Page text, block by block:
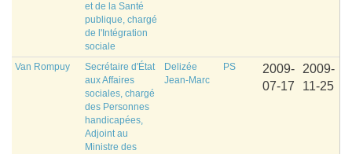
et de la Santé
publique, chargé
de l'Intégration
sociale
Van Rompuy
Secrétaire d'État
aux Affaires
sociales, chargé
des Personnes
handicapées,
Adjoint au
Ministre des
Delizée
Jean-Marc
PS
2009-
07-17
2009-
11-25